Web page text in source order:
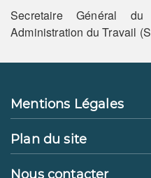
Secretaire Général
Administration du Travail
Mentions Légales
Plan du site
Nous contacter